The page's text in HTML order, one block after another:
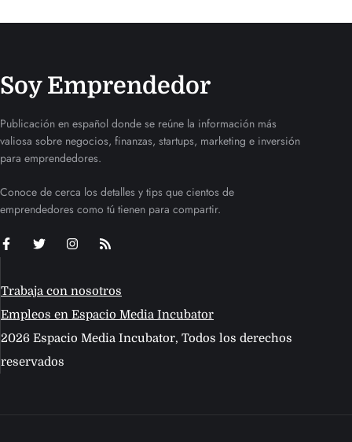
Soy Emprendedor
Publicación en español donde se reúne la información más
valiosa sobre negocios, finanzas, startups, marketing e inversión
para emprendedores.
Conoce de cerca los detalles y tips que cientos de
emprendedores como tú tienen para compartir.
Trabaja con nosotros
Empleos en Espacio Media Incubator
2026 Espacio Media Incubator, Todos los derechos
reservados